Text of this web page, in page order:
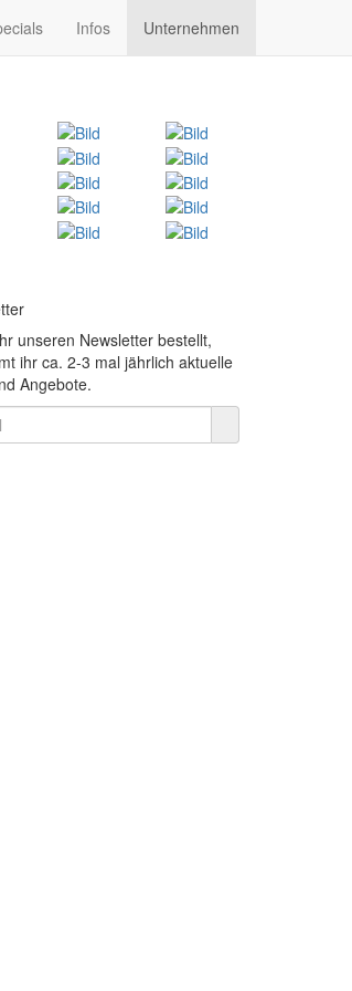
Infos Unternehmen
unseren Newsletter bestellt,
ihr ca. 2-3 mal jährlich aktuelle
Angebote.